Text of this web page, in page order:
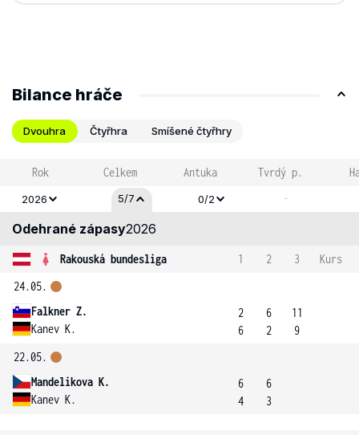
Bilance hráče
Dvouhra Čtyřhra Smíšené čtyřhry
Rok Celkem Antuka Tvrdý p.
2026 5/7 0/2 -
Odehrané zápasy2026
Rakouská bundesliga 1 2 3
Kurs
24.05.
Falkner Z.
Kanev K.
2
6
6
2
11
9
22.05.
Mandelikova K.
Kanev K.
6
4
6
3